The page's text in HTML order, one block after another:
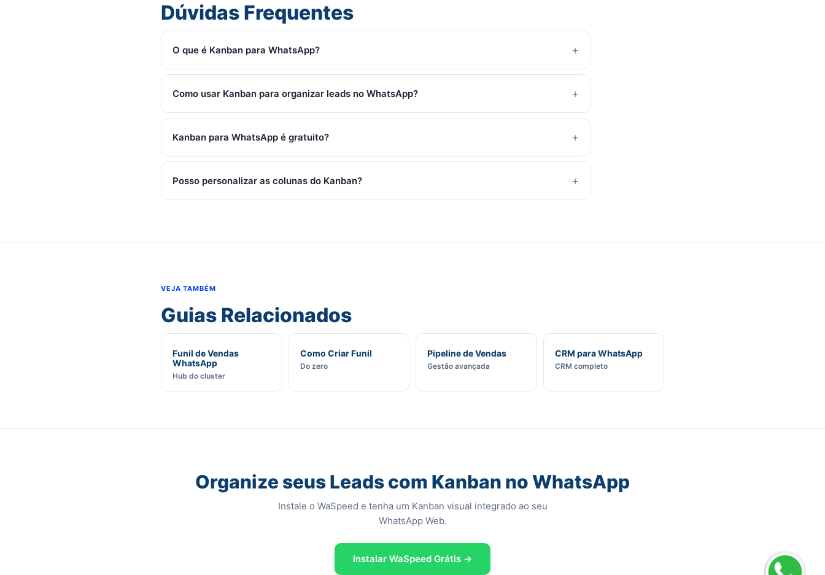
Dúvidas Frequentes
O que é Kanban para WhatsApp?
Como usar Kanban para organizar leads no WhatsApp?
Kanban para WhatsApp é gratuito?
Posso personalizar as colunas do Kanban?
VEJA TAMBÉM
Guias Relacionados
Funil de Vendas
WhatsApp
Hub do cluster
Como Criar Funil
Do zero
Pipeline de Vendas
Gestão avançada
CRM para WhatsApp
CRM completo
Organize seus Leads com Kanban no WhatsApp
Instale o WaSpeed e tenha um Kanban visual integrado ao seu
WhatsApp Web.
Instalar WaSpeed Grátis →